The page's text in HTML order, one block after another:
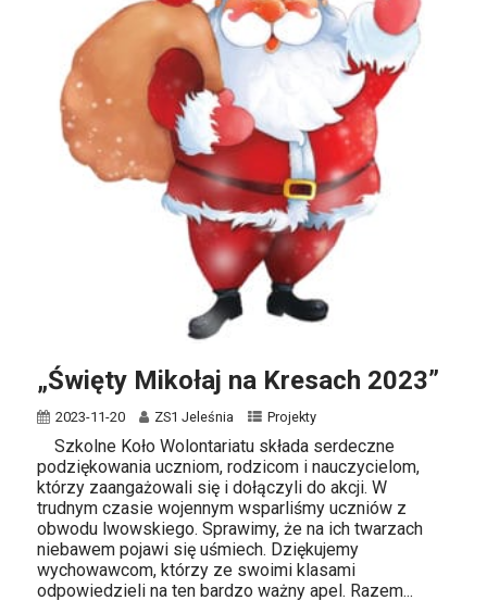
„Święty Mikołaj na Kresach 2023”
2023-11-20 ZS1 Jeleśnia Projekty
Szkolne Koło Wolontariatu składa serdeczne
podziękowania uczniom, rodzicom i nauczycielom,
którzy zaangażowali się i dołączyli do akcji. W
trudnym czasie wojennym wsparliśmy uczniów z
obwodu lwowskiego. Sprawimy, że na ich twarzach
niebawem pojawi się uśmiech. Dziękujemy
wychowawcom, którzy ze swoimi klasami
odpowiedzieli na ten bardzo ważny apel. Razem...